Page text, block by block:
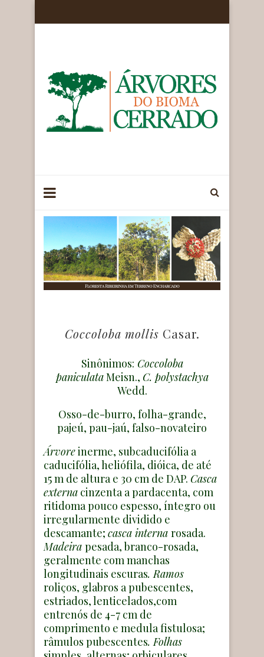
Coccoloba mollis Casar.
Sinônimos: Coccoloba
paniculataMeisn., C. polystachya
Wedd.
Osso-de-burro, folha-grande,
pajeú, pau-jaú, falso-novateiro
Árvoreinerme, subcaducifólia a
caducifólia, heliófila, dióica, de até
15 m de altura e 30 cm de DAP. Casca
externa cinzenta a pardacenta, com
ritidoma pouco espesso, íntegro ou
irregularmente dividido e
descamante; casca interna rosada.
Madeira pesada, branco-rosada,
geralmente com manchas
longitudinais escuras. Ramos
roliços, glabros a pubescentes,
estriados, lenticelados,com
entrenós de 4-7 cm de
comprimento e medula fistulosa;
râmulos pubescentes. Folhas